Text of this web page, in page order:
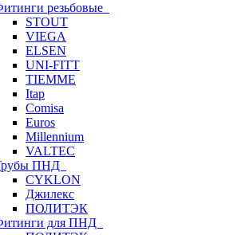
резьбовые
STOUT
VIEGA
ELSEN
UNI-FITT
TIEMME
Itap
Comisa
Euros
Millennium
VALTEC
ПНД
CYKLON
Джилекс
ПОЛИТЭК
для ПНД